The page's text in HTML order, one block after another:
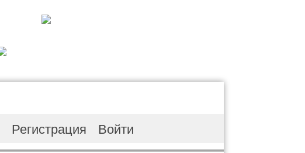
Регистрация Войти